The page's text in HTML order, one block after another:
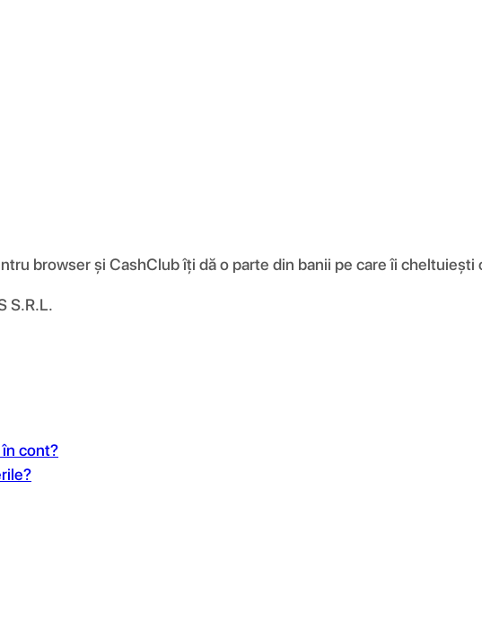
browser și CashClub îți dă o parte din banii pe care îi cheltuiești
S.R.L.
cont?